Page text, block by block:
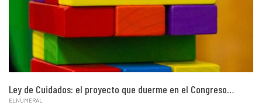
Ley de Cuidados: el proyecto que duerme en el Congreso…
ELNUMERAL